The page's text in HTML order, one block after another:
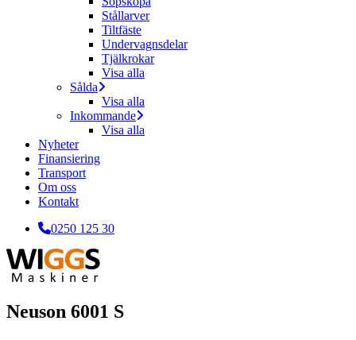
Stållarver
Tiltfäste
Undervagnsdelar
Tjälkrokar
Visa alla
Sålda
Visa alla
Inkommande
Visa alla
Nyheter
Finansiering
Transport
Om oss
Kontakt
0250 125 30
Neuson 6001 S